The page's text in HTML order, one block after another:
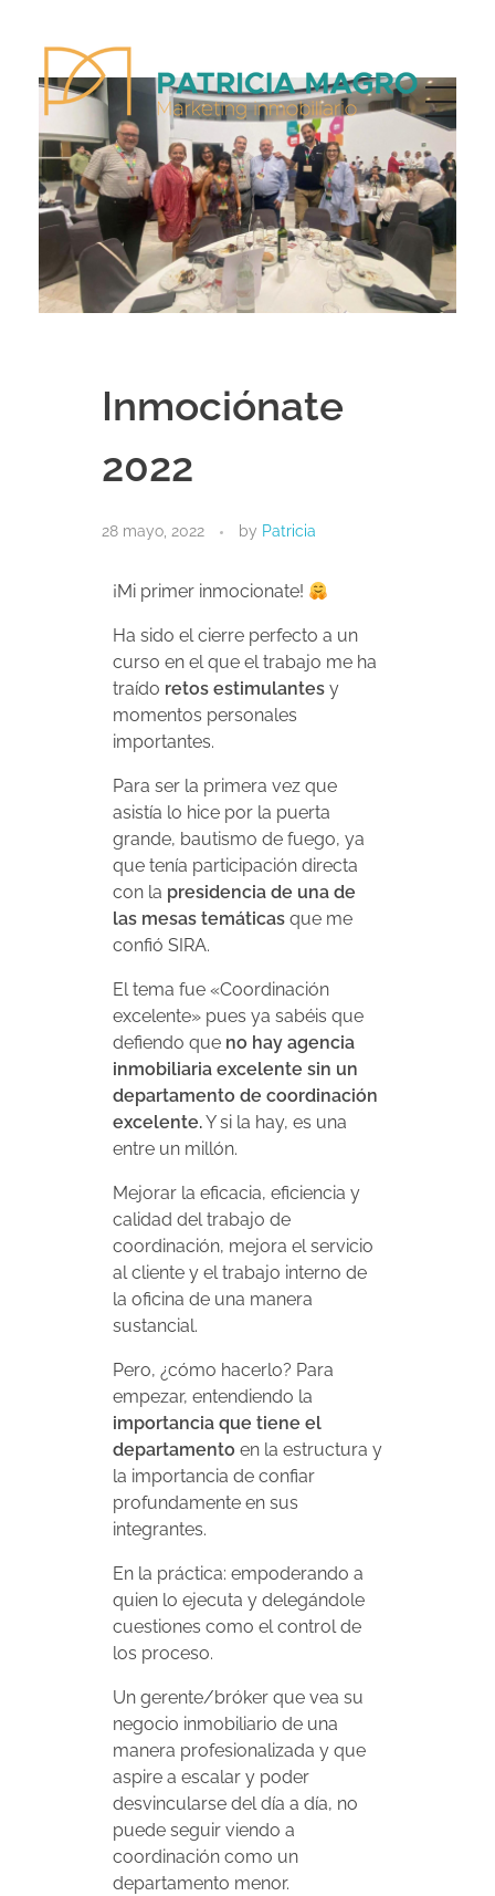
Patricia Magro - Comunicación y marketing inmobiliario
Aunque nunca me callo, guardo un par de secretos
Inmociónate
2022
28 mayo, 2022 by Patricia
¡Mi primer inmocionate!
Ha sido el cierre perfecto a un
curso en el que el trabajo me ha
traído retos estimulantesy
momentos personales
importantes.
Para ser la primera vez que
asistía lo hice por la puerta
grande, bautismo de fuego, ya
que tenía participación directa
con la presidencia de una de
las mesas temáticasque me
confió SIRA.
El tema fue «Coordinación
excelente» pues ya sabéis que
defiendo queno hay agencia
inmobiliaria excelente sin un
departamento de coordinación
excelente.Y si la hay, es una
entre un millón.
Mejorar la eficacia, eficiencia y
calidad del trabajo de
coordinación, mejora el servicio
al cliente y el trabajo interno de
la oficina de una manera
sustancial.
Pero, ¿cómo hacerlo? Para
empezar, entendiendo la
importancia que tiene el
departamento en la estructura y
la importancia de confiar
profundamente en sus
integrantes.
En la práctica: empoderando a
quien lo ejecuta y delegándole
cuestiones como el control de
los proceso.
Un gerente/bróker que vea su
negocio inmobiliario de una
manera profesionalizada y que
aspire a escalar y poder
desvincularse del día a día, no
puede seguir viendo a
coordinación como un
departamento menor.